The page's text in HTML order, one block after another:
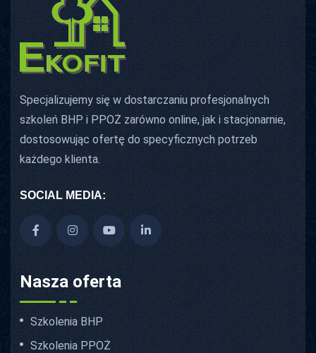
Specjalizujemy się w dostarczaniu profesjonalnych
szkoleń BHP i PPOŻ zarówno online, jak i stacjonarnie,
dostosowując ofertę do specyficznych potrzeb
każdego klienta.
SOCIAL MEDIA:
Nasza oferta
Szkolenia BHP
Szkolenia PPOŻ